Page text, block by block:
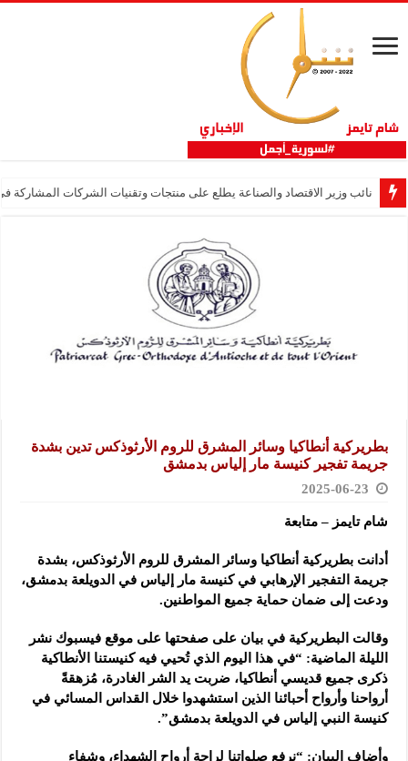
نائب وزير الاقتصاد والصناعة يطلع على منتجات وتقنيات الشركات المشاركة في
بطريركية أنطاكيا وسائر المشرق للروم الأرثوذكس تدين بشدة
جريمة تفجير كنيسة مار إلياس بدمشق
2025-06-23
شام تايمز – متابعة
أدانت بطريركية أنطاكيا وسائر المشرق للروم الأرثوذكس، بشدة
جريمة التفجير الإرهابي في كنيسة مار إلياس في الدويلعة بدمشق،
ودعت إلى ضمان حماية جميع المواطنين.
وقالت البطريركية في بيان على صفحتها على موقع فيسبوك نشر
الليلة الماضية: “في هذا اليوم الذي تُحيي فيه كنيستنا الأنطاكية
ذكرى جميع قديسي أنطاكيا، ضربت يد الشر الغادرة، مُزهقةً
أرواحنا وأرواح أحبائنا الذين استشهدوا خلال القداس المسائي في
كنيسة النبي إلياس في الدويلعة بدمشق”.
وأضاف البيان: “نرفع صلواتنا لراحة أرواح الشهداء، وشفاء